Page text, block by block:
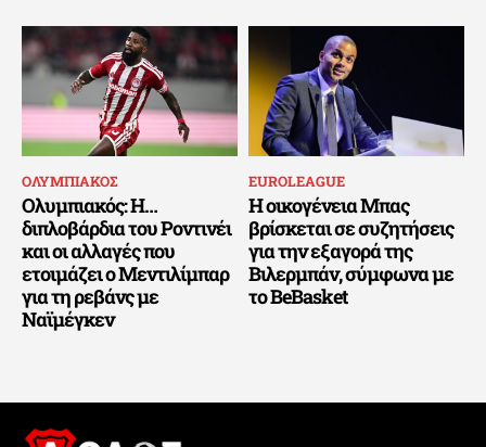
ΟΛΥΜΠΙΑΚΟΣ
Ολυμπιακός: Η…
διπλοβάρδια του Ροντινέι
και οι αλλαγές που
ετοιμάζει ο Μεντιλίμπαρ
για τη ρεβάνς με
Ναϊμέγκεν
EUROLEAGUE
Η οικογένεια Μπας
βρίσκεται σε συζητήσεις
για την εξαγορά της
Βιλερμπάν, σύμφωνα με
το BeBasket